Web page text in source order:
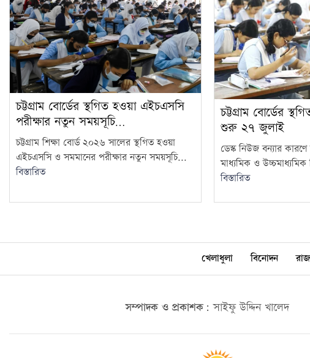
চট্টগ্রাম বোর্ডের স্থগিত হওয়া এইচএসসি
পরীক্ষার নতুন সময়সূচি…
চট্টগ্রাম শিক্ষা বোর্ড ২০২৬ সালের স্থগিত হওয়া
এইচএসসি ও সমমানের পরীক্ষার নতুন সময়সূচি...
বিস্তারিত
চট্টগ্রাম বোর্ডের
শুরু ২৭ জুলাই
ডেস্ক নিউজ বন্যার কারণে
মাধ্যমিক ও উচ্চমাধ্যমিক
বিস্তারিত
খেলাধুলা বিনোদন
সম্পাদক ও প্রকাশক: সাইফু উদ্দিন খালেদ